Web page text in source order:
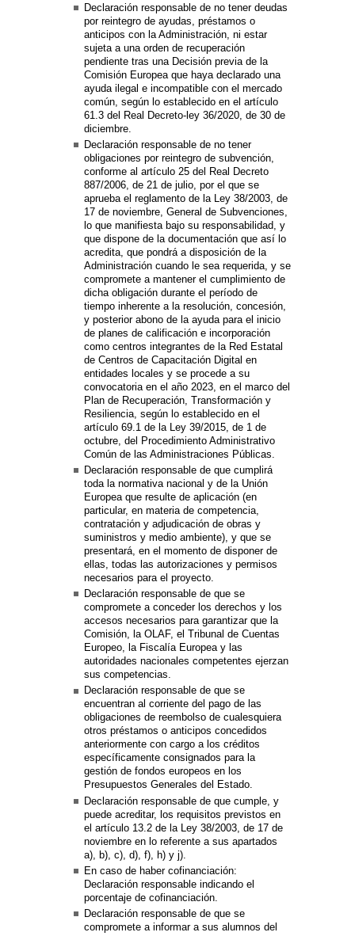
Declaración responsable de no tener deudas
por reintegro de ayudas, préstamos o
anticipos con la Administración, ni estar
sujeta a una orden de recuperación
pendiente tras una Decisión previa de la
Comisión Europea que haya declarado una
ayuda ilegal e incompatible con el mercado
común, según lo establecido en el artículo
61.3 del Real Decreto-ley 36/2020, de 30 de
diciembre.
Declaración responsable de no tener
obligaciones por reintegro de subvención,
conforme al artículo 25 del Real Decreto
887/2006, de 21 de julio, por el que se
aprueba el reglamento de la Ley 38/2003, de
17 de noviembre, General de Subvenciones,
lo que manifiesta bajo su responsabilidad, y
que dispone de la documentación que así lo
acredita, que pondrá a disposición de la
Administración cuando le sea requerida, y se
compromete a mantener el cumplimiento de
dicha obligación durante el período de
tiempo inherente a la resolución, concesión,
y posterior abono de la ayuda para el inicio
de planes de calificación e incorporación
como centros integrantes de la Red Estatal
de Centros de Capacitación Digital en
entidades locales y se procede a su
convocatoria en el año 2023, en el marco del
Plan de Recuperación, Transformación y
Resiliencia, según lo establecido en el
artículo 69.1 de la Ley 39/2015, de 1 de
octubre, del Procedimiento Administrativo
Común de las Administraciones Públicas.
Declaración responsable de que cumplirá
toda la normativa nacional y de la Unión
Europea que resulte de aplicación (en
particular, en materia de competencia,
contratación y adjudicación de obras y
suministros y medio ambiente), y que se
presentará, en el momento de disponer de
ellas, todas las autorizaciones y permisos
necesarios para el proyecto.
Declaración responsable de que se
compromete a conceder los derechos y los
accesos necesarios para garantizar que la
Comisión, la OLAF, el Tribunal de Cuentas
Europeo, la Fiscalía Europea y las
autoridades nacionales competentes ejerzan
sus competencias.
Declaración responsable de que se
encuentran al corriente del pago de las
obligaciones de reembolso de cualesquiera
otros préstamos o anticipos concedidos
anteriormente con cargo a los créditos
específicamente consignados para la
gestión de fondos europeos en los
Presupuestos Generales del Estado.
Declaración responsable de que cumple, y
puede acreditar, los requisitos previstos en
el artículo 13.2 de la Ley 38/2003, de 17 de
noviembre en lo referente a sus apartados
a), b), c), d), f), h) y j).
En caso de haber cofinanciación:
Declaración responsable indicando el
porcentaje de cofinanciación.
Declaración responsable de que se
compromete a informar a sus alumnos del